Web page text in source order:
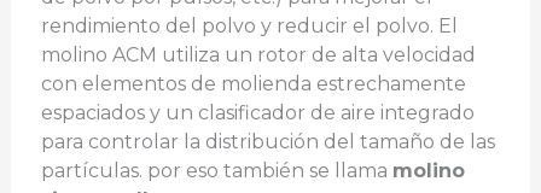
rendimiento del polvo y reducir el polvo. El
molino ACM utiliza un rotor de alta velocidad
con elementos de molienda estrechamente
espaciados y un clasificador de aire integrado
para controlar la distribución del tamaño de las
partículas. por eso también se llama molino